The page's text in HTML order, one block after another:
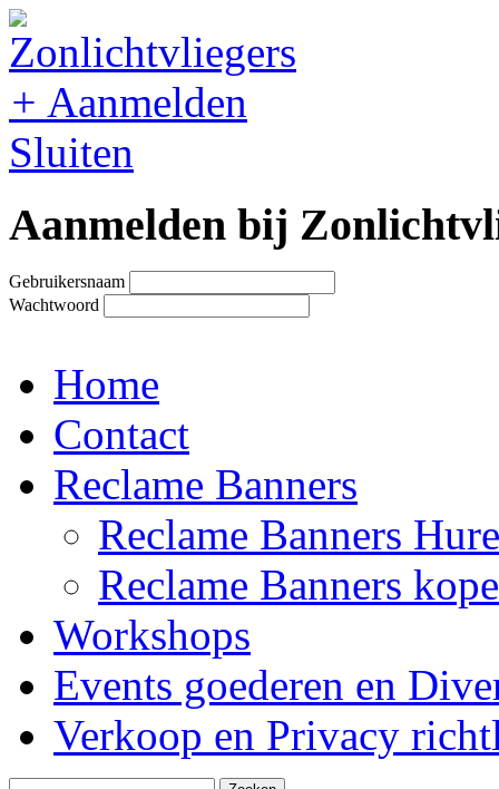
+ Aanmelden
Sluiten
Aanmelden bij
Gebruikersnaam
Wachtwoord
Home
Contact
Reclame Banners
Reclame Banners
Reclame Banners
Workshops
Events goederen en
Verkoop en Privacy